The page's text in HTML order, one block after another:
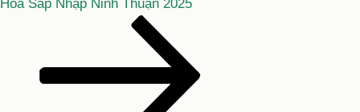
Hòa Sáp Nhập Ninh Thuận 2025